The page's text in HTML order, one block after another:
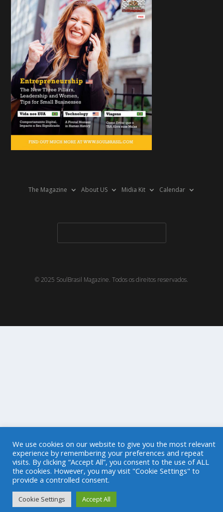
The Magazine About US Midia Kit Calendar
© 2025 SoulBrasil Magazine. Todos os direitos reservados.
We use cookies on our website to give you the most relevant
experience by remembering your preferences and repeat
visits. By clicking “Accept All”, you consent to the use of ALL
the cookies. However, you may visit "Cookie Settings" to
provide a controlled consent.
Cookie Settings Accept All